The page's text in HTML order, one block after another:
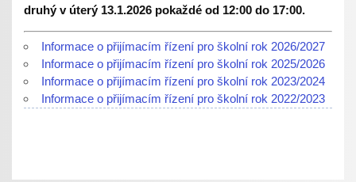
druhý v úterý 13.1.2026 pokaždé od 12:00 do 17:00.
Informace o přijímacím řízení pro školní rok 2026/2027
Informace o přijímacím řízení pro školní rok 2025/2026
Informace o přijímacím řízení pro školní rok 2023/2024
Informace o přijímacím řízení pro školní rok 2022/2023